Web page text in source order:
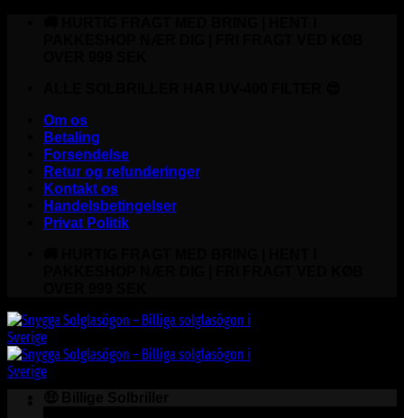
Om os
Betaling
Forsendelse
Retur og refunderinger
Kontakt os
Handelsbetingelser
Privat Politik